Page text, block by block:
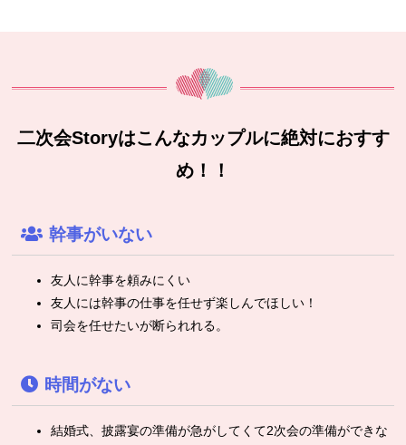
二次会Storyはこんなカップルに絶対におすす
め！！
幹事がいない
友人に幹事を頼みにくい
友人には幹事の仕事を任せず楽しんでほしい！
司会を任せたいが断られれる。
時間がない
結婚式、披露宴の準備が急がしてくて2次会の準備ができな